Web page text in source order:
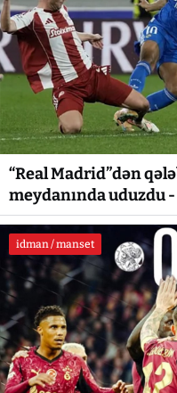
“Real Madrid”dən
meydanında uduzdu
idman / manset